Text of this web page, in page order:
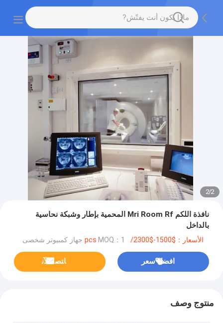
2
/
2
نافذة اللكم Mri Room Rf المحمية بإطار وشبكة نحاسية
بالداخل
الأسعار：$1500-$2300/pcs MOQ：1 جهاز كمبيوتر شخصى
افضل سعر ﺎﺘﺼﻟ ﺍﻶﻧ
منتوج وصف